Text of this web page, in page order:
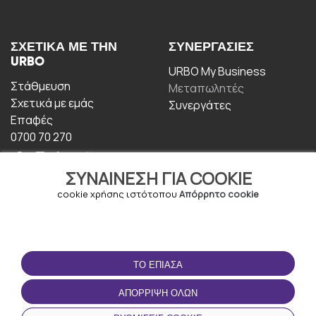
ΣΥΝΑΊΝΕΣΗ ΓΙΑ COOKIE
cookie χρήσης ιστότοπου Απόρρητο cookie
ΤΟ ΈΠΙΑΣΑ
ΑΠΌΡΡΙΨΗ ΌΛΩΝ
ΣΧΕΤΙΚΆ ΜΕ ΤΗΝ
URBO
Στάθμευση
Σχετικά με εμάς
Επαφές
0700 70 270
ΣΥΝΕΡΓΑΣΊΕΣ
URBO My Business
Μεταπωλητές
Συνεργάτες
ΟΡΟΙ ΧΡΉΣΗΣ
Οροι και Προϋποθέσεις
Πολιτική απορρήτου
ΚΑΤΕΒΆΣΤΕ ΤΗΝ
ΕΦΑΡΜΟΓΉ